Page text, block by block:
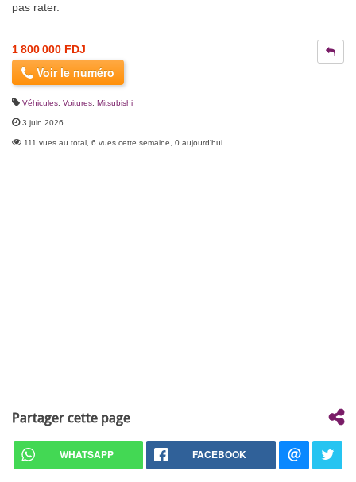
pas rater.
1 800 000 FDJ
Voir le numéro
Véhicules Voitures Mitsubishi
3 juin 2026
111 vues au total, 6 vues cette semaine, 0 aujourd'hui
Partager cette page
WHATSAPP FACEBOOK